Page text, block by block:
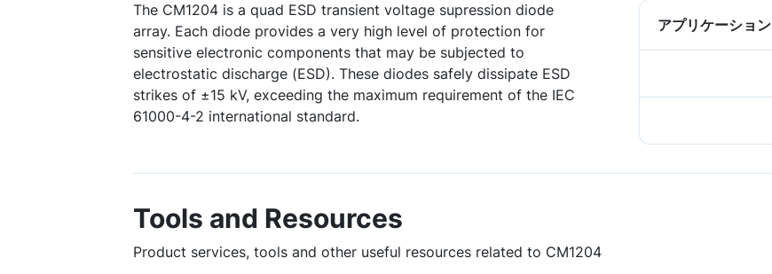
The CM1204 is a quad ESD transient voltage supression diode
array. Each diode provides a very high level of protection for
sensitive electronic components that may be subjected to
electrostatic discharge (ESD). These diodes safely dissipate ESD
strikes of ±15 kV, exceeding the maximum requirement of the IEC
61000-4-2 international standard.
アプリケーション
Tools and Resources
Product services, tools and other useful resources related to CM1204